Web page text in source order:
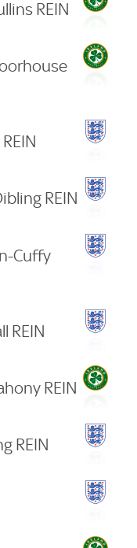
REIN
REIN
Cuffy
REIN
REIN
REIN